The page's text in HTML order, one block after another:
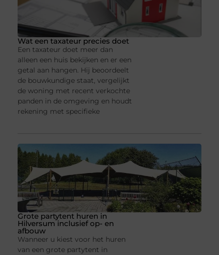
Wat een taxateur precies doet
Een taxateur doet meer dan
alleen een huis bekijken en er een
getal aan hangen. Hij beoordeelt
de bouwkundige staat, vergelijkt
de woning met recent verkochte
panden in de omgeving en houdt
rekening met specifieke
Grote partytent huren in
Hilversum inclusief op- en
afbouw
Wanneer u kiest voor het huren
van een grote partytent in